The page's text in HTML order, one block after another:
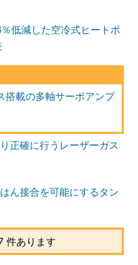
低減した空冷式ヒートポ
搭載の多軸サーボアンプ
正確に行うレーザーガス
ん接合を可能にするタン
件あります